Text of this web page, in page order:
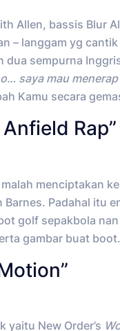
Allen, bassis Blur
– langgam yg
sempurna
saya mau
Kamu secara
Rap”
malah menciptakan
Padahal itu
golf sepakbola
gambar buat boot.
yaitu New Order’s